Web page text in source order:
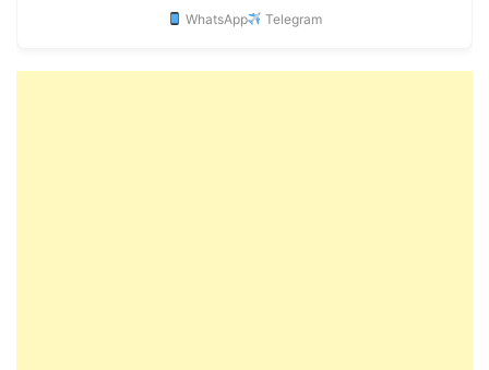
WhatsApp Telegram